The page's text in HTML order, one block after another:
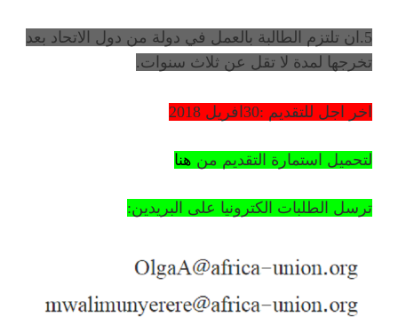
5.ان تلتزم الطالبة بالعمل في دولة من دول الاتحاد بعد
تخرجها لمدة لا تقل عن ثلاث سنوات.
اخر اجل للتقديم :30افريل 2018
لتحميل استمارة التقديم من هنا
ترسل الطلبات الكترونيا على البريدين: